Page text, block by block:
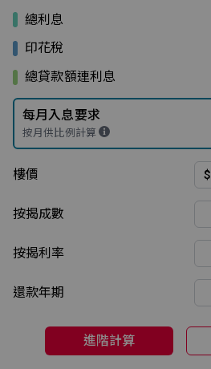
總利息
印花稅
總貸款額連利息
每月入息要求
按月供比例計算
樓價 $
按揭成數
按揭利率
還款年期
進階計算